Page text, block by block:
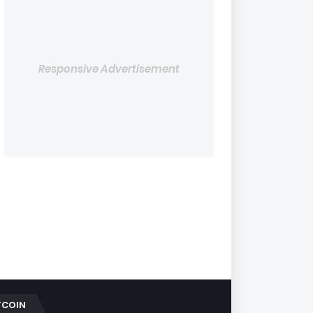
Responsive Advertisement